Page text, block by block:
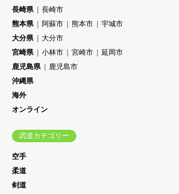
長崎県
長崎市
熊本県
阿蘇市 熊本市
宇城市
大分県
大分市
宮崎県
小林市 宮崎市
延岡市
鹿児島県
鹿児島市
沖縄県
海外
オンライン
武道カテゴリー
空手
柔道
剣道